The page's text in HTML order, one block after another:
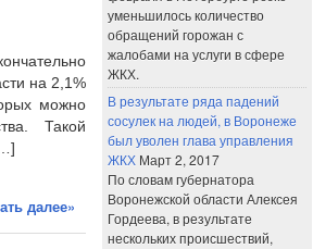
на 2,1%
можно
Такой
далее»
уменьшилось количество
обращений горожан с
жалобами на услуги в сфере
ЖКХ.
В результате ряда падений
сосулек на людей, в Воронеже
был уволен глава управления
ЖКХ Март 2, 2017
По словам губернатора
Воронежской области Алексея
Гордеева, в результате
нескольких происшествий,